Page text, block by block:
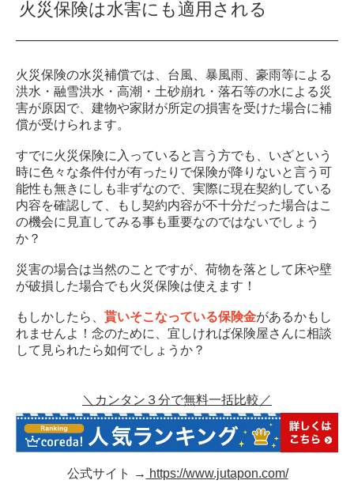
火災保険は水害にも適用される
火災保険の水災補償では、台風、暴風雨、豪雨等による
洪水・融雪洪水・高潮・土砂崩れ・落石等の水による災
害が原因で、建物や家財が所定の損害を受けた場合に補
償が受けられます。
すでに火災保険に入っていると言う方でも、いざという
時に色々な条件付が有ったりで保険が降りないと言う可
能性も無きにしも非ずなので、実際に現在契約している
内容を確認して、もし契約内容が不十分だった場合はこ
の機会に見直してみる事も重要なのではないでしょう
か？
災害の場合は当然のことですが、荷物を落として床や壁
が破損した場合でも火災保険は使えます！
もしかしたら、 貰いそこなっている保険金があるかもし
れませんよ！念のために、宜しければ保険屋さんに相談
して見られたら如何でしょうか？
＼カンタン３分で無料一括比較／
公式サイト → https://www.jutapon.com/